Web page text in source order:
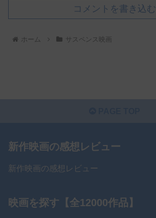
コメントを書き込む
ホーム サスペンス映画
新作映画の感想レビュー
新作映画の感想レビュー
映画を探す【全12000作品】